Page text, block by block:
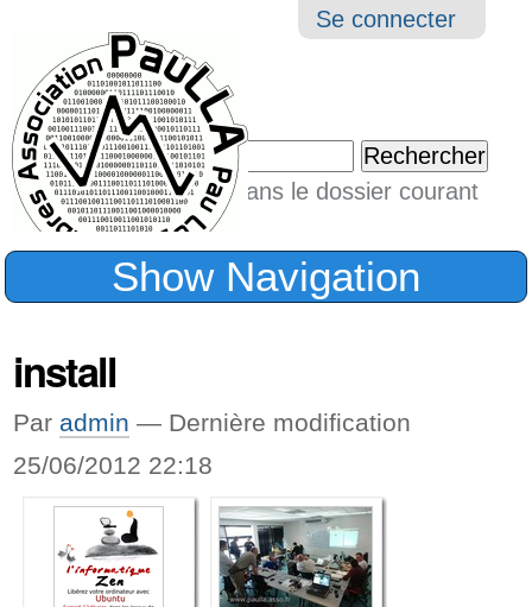
Outils
Se connecter
Chercher par
Seulement dans le dossier courant
Recherche
Show Navigation
install
Par admin — Dernière modification
25/06/2012 22:18